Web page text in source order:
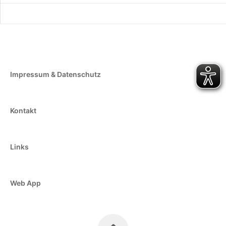
Impressum & Datenschutz
Kontakt
Links
Web App